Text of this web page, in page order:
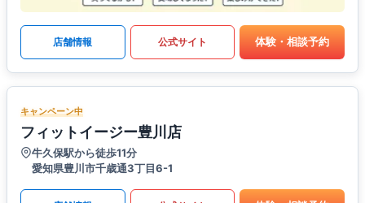
店舗情報 公式サイト 体験・相談予約
キャンペーン中
フィットイージー豊川店
牛久保駅から徒歩11分
愛知県豊川市千歳通3丁目6-1